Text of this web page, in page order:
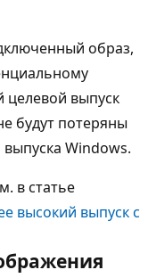
образ,
целевой выпуск
будут потеряны
Windows.
в статье
высокий выпуск с